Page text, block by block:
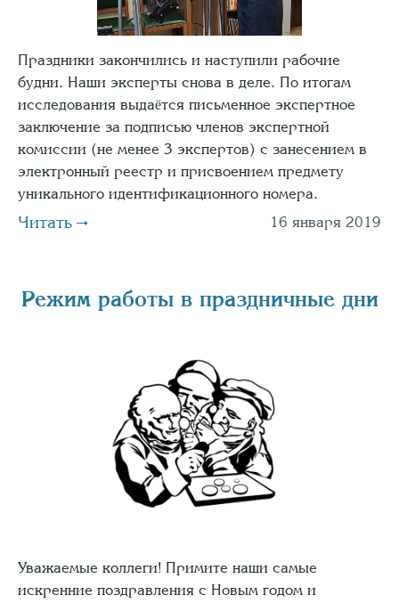
Праздники закончились и наступили рабочие
будни. Наши эксперты снова в деле. По итогам
исследования выдаётся письменное экспертное
заключение за подписью членов экспертной
комиссии (не менее 3 экспертов) с занесением в
электронный реестр и присвоением предмету
уникального идентификационного номера.
Читать 16 января 2019
Режим работы в праздничные дни
Уважаемые коллеги! Примите наши самые
искренние поздравления с Новым годом и